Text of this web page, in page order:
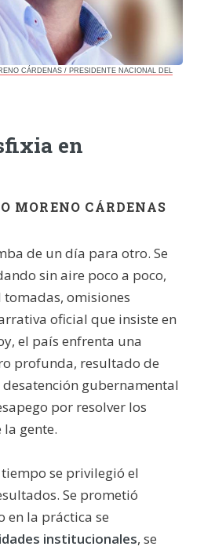
en
MORENO CÁRDENAS
de un día para otro. Se
sin aire poco a poco,
omisiones
oficial que insiste en
el país enfrenta una
profunda, resultado de
gubernamental
por resolver los
gente.
se privilegió el
Se prometió
en la práctica se
institucionales, se
CÁRDENAS / PRESIDENTE NACIONAL DEL